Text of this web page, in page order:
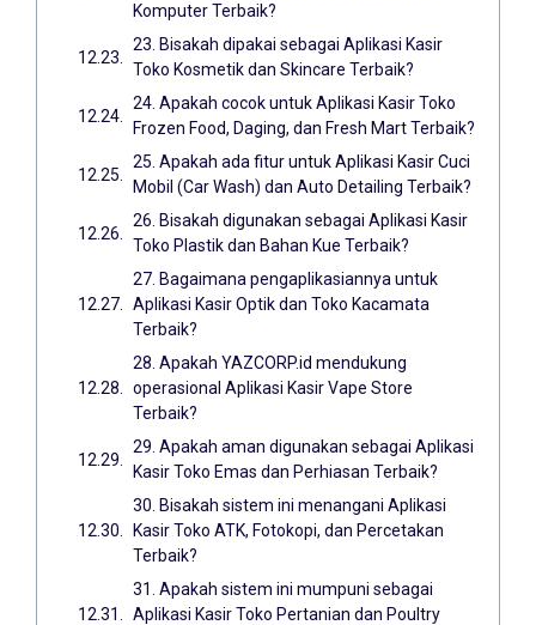
Komputer Terbaik?
23. Bisakah dipakai sebagai Aplikasi Kasir
Toko Kosmetik dan Skincare Terbaik?
24. Apakah cocok untuk Aplikasi Kasir Toko
Frozen Food, Daging, dan Fresh Mart Terbaik?
25. Apakah ada fitur untuk Aplikasi Kasir Cuci
Mobil (Car Wash) dan Auto Detailing Terbaik?
26. Bisakah digunakan sebagai Aplikasi Kasir
Toko Plastik dan Bahan Kue Terbaik?
27. Bagaimana pengaplikasiannya untuk
Aplikasi Kasir Optik dan Toko Kacamata
Terbaik?
28. Apakah YAZCORP.id mendukung
operasional Aplikasi Kasir Vape Store
Terbaik?
29. Apakah aman digunakan sebagai Aplikasi
Kasir Toko Emas dan Perhiasan Terbaik?
30. Bisakah sistem ini menangani Aplikasi
Kasir Toko ATK, Fotokopi, dan Percetakan
Terbaik?
31. Apakah sistem ini mumpuni sebagai
Aplikasi Kasir Toko Pertanian dan Poultry